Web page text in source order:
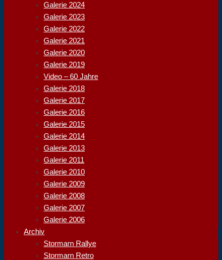
Galerie 2024
Galerie 2023
Galerie 2022
Galerie 2021
Galerie 2020
Galerie 2019
Video – 60 Jahre
Galerie 2018
Galerie 2017
Galerie 2016
Galerie 2015
Galerie 2014
Galerie 2013
Galerie 2011
Galerie 2010
Galerie 2009
Galerie 2008
Galerie 2007
Galerie 2006
Archiv
Stormarn Rallye
Stormarn Retro